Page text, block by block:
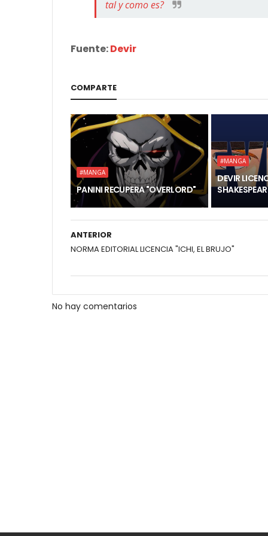
tal y como es?
Fuente:Devir
COMPARTE
#MANGA
PANINI RECUPERA "OVERLORD"
#MANGA
DEVIR
ANTERIOR
NORMA EDITORIAL LICENCIA "ICHI, EL BRUJO"
No hay comentarios